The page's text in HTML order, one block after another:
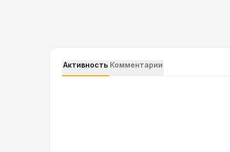
Активность Комментарии